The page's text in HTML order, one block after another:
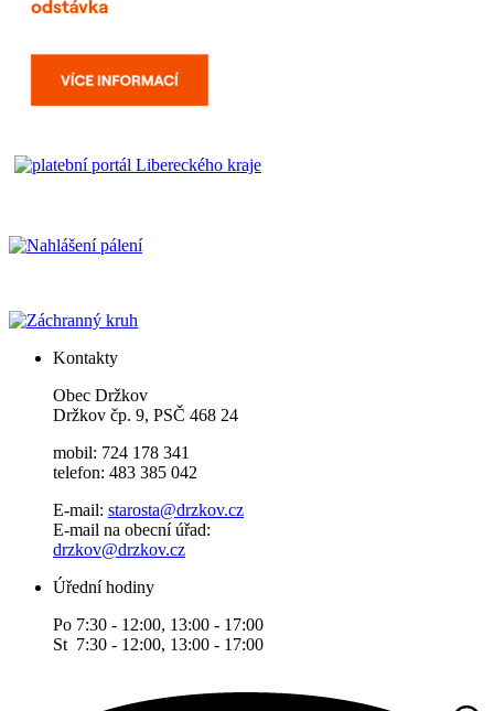
Kontakty
Obec Držkov
Držkov čp. 9, PSČ 468 24
mobil: 724 178 341
telefon: 483 385 042
E-mail: starosta@drzkov.cz
E-mail na obecní úřad:
drzkov@drzkov.cz
Úřední hodiny
Po 7:30 - 12:00, 13:00 - 17:00
St 7:30 - 12:00, 13:00 - 17:00